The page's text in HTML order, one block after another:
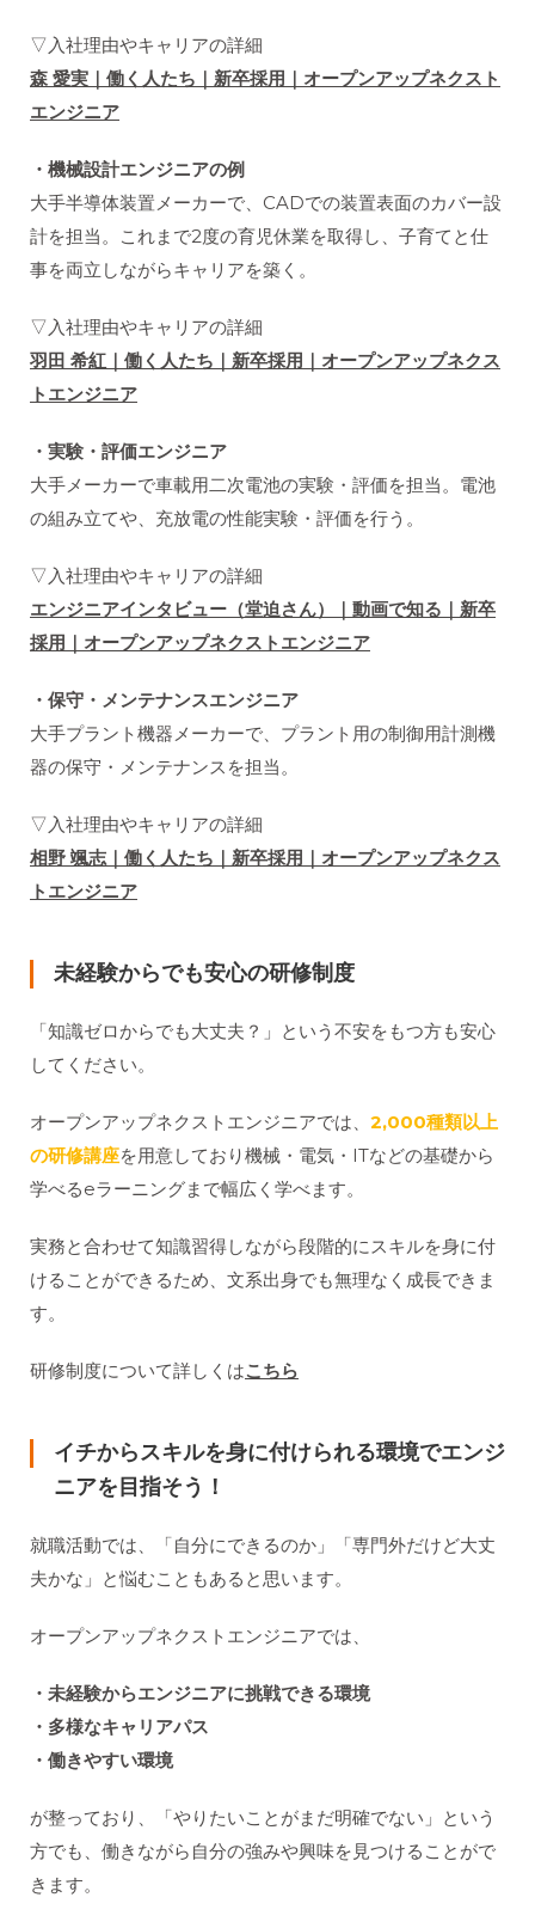
▽入社理由やキャリアの詳細
森 愛実｜働く人たち｜新卒採用｜オープンアップネクスト
エンジニア
・機械設計エンジニアの例
大手半導体装置メーカーで、CADでの装置表面のカバー設
計を担当。これまで2度の育児休業を取得し、子育てと仕
事を両立しながらキャリアを築く。
▽入社理由やキャリアの詳細
羽田 希紅｜働く人たち｜新卒採用｜オープンアップネクス
トエンジニア
・実験・評価エンジニア
大手メーカーで車載用二次電池の実験・評価を担当。電池
の組み立てや、充放電の性能実験・評価を行う。
▽入社理由やキャリアの詳細
エンジニアインタビュー（堂迫さん）｜動画で知る｜新卒
採用｜オープンアップネクストエンジニア
・保守・メンテナンスエンジニア
大手プラント機器メーカーで、プラント用の制御用計測機
器の保守・メンテナンスを担当。
▽入社理由やキャリアの詳細
相野 颯志｜働く人たち｜新卒採用｜オープンアップネクス
トエンジニア
未経験からでも安心の研修制度
「知識ゼロからでも大丈夫？」という不安をもつ方も安心
してください。
オープンアップネクストエンジニアでは、 2,000種類以上
の研修講座を用意しており機械・電気・ITなどの基礎から
学べるeラーニングまで幅広く学べます。
実務と合わせて知識習得しながら段階的にスキルを身に付
けることができるため、文系出身でも無理なく成長できま
す。
研修制度について詳しくはこちら
イチからスキルを身に付けられる環境でエンジ
ニアを目指そう！
就職活動では、「自分にできるのか」「専門外だけど大丈
夫かな」と悩むこともあると思います。
オープンアップネクストエンジニアでは、
・未経験からエンジニアに挑戦できる環境
・多様なキャリアパス
・働きやすい環境
が整っており、「やりたいことがまだ明確でない」という
方でも、働きながら自分の強みや興味を見つけることがで
きます。